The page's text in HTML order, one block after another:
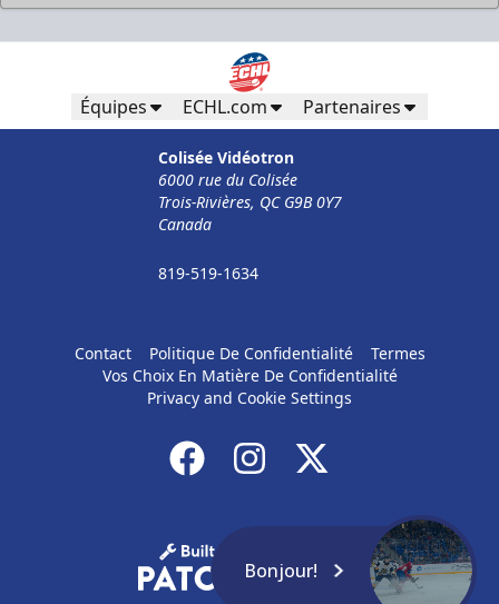
Équipes ECHL.com Partenaires
Colisée Vidéotron
6000 rue du Colisée
Trois-Rivières, QC G9B 0Y7
Canada
819-519-1634
Contact Politique De Confidentialité
Termes
Vos Choix En Matière De Confidentialité
Privacy and Cookie Settings
Bonjour!